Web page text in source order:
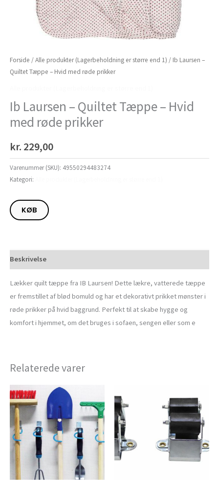
Forside /Alle produkter (Lagerbeholdning er større end 1) / Ib Laursen –
Quiltet Tæppe – Hvid med røde prikker
Ib Laursen – Quiltet Tæppe – Hvid
med røde prikker
kr. 229,00
Varenummer (SKU): 49550294483274
Kategori:
KØB
Beskrivelse
Lækker quilt tæppe fra IB Laursen! Dette lækre, vatterede tæppe
er fremstillet af blød bomuld og har et dekorativt prikket mønster i
røde prikker på hvid baggrund. Perfekt til at skabe hygge og
komfort i hjemmet, om det bruges i sofaen, sengen eller som e
Relaterede varer